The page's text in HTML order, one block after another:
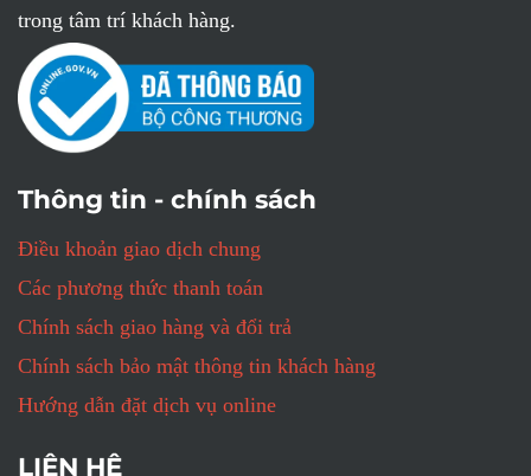
trong tâm trí khách hàng.
Thông tin - chính sách
Điều khoản giao dịch chung
Các phương thức thanh toán
Chính sách giao hàng và đổi trả
Chính sách bảo mật thông tin khách hàng
Hướng dẫn đặt dịch vụ online
LIÊN HỆ